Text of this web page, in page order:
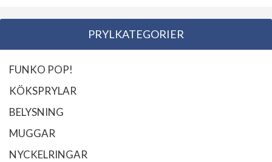
PRYLKATEGORIER
FUNKO POP!
KÖKSPRYLAR
BELYSNING
MUGGAR
NYCKELRINGAR